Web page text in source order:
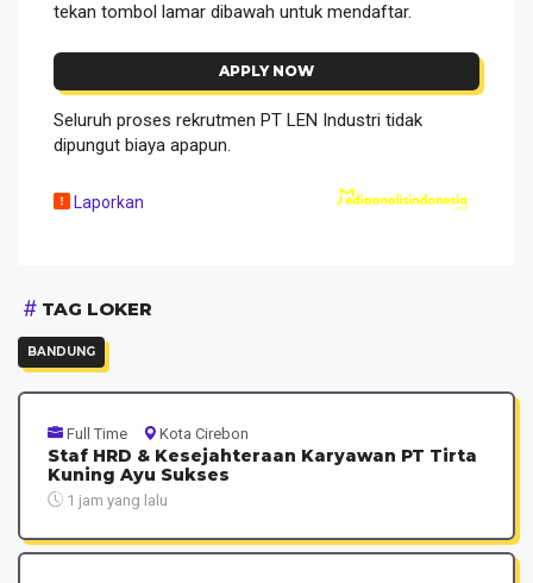
tekan tombol lamar dibawah untuk mendaftar.
APPLY NOW
Seluruh proses rekrutmen PT LEN Industri tidak
dipungut biaya apapun.
Laporkan
TAG LOKER
BANDUNG
Full Time Kota Cirebon
Staf HRD & Kesejahteraan Karyawan PT Tirta
Kuning Ayu Sukses
1 jam yang lalu